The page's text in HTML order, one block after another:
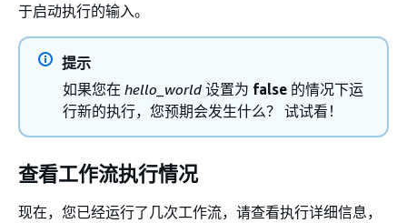
于启动执行的输入。
提示
如果您在 hello_world 设置为 false 的情况下运
行新的执行，您预期会发生什么？ 试试看！
查看工作流执行情况
现在，您已经运行了几次工作流，请查看执行详细信息，